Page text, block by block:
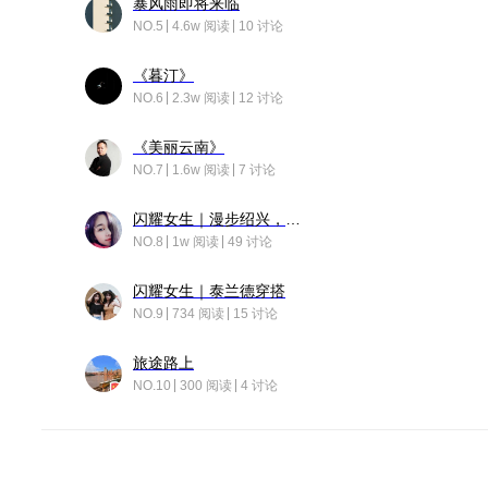
NO.5 4.6w 阅读 10 讨论
《暮汀》
NO.6 2.3w 阅读 12 讨论
《美丽云南》
NO.7 1.6w 阅读 7 讨论
NO.8 1w 阅读 49 讨论
闪耀女生｜泰兰德穿搭
NO.9 734 阅读 15 讨论
旅途路上
NO.10 300 阅读 4 讨论